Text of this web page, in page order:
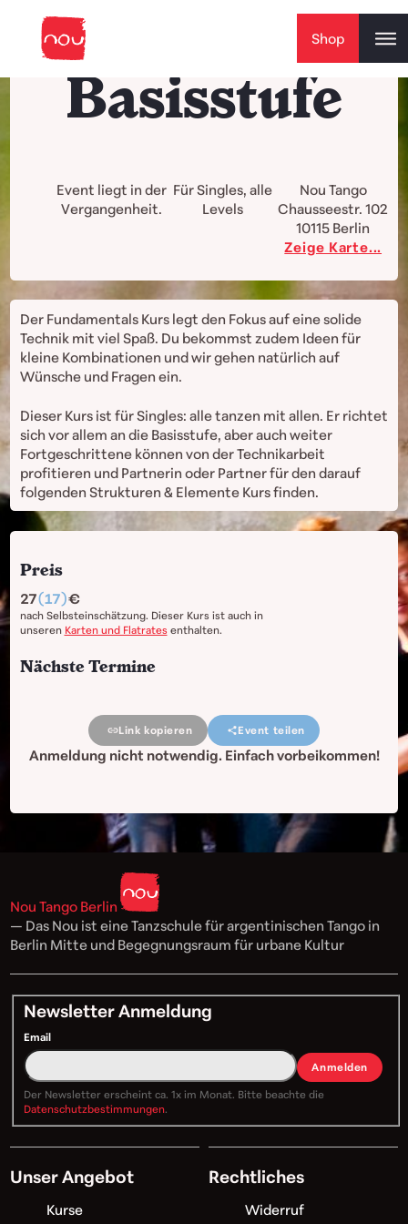
Shop
Basisstufe
Event liegt in der
Vergangenheit.
Für Singles, alle
Levels
Nou Tango
Chausseestr. 102
10115 Berlin
Zeige Karte...
Der Fundamentals Kurs legt den Fokus auf eine solide
Technik mit viel Spaß. Du bekommst zudem Ideen für
kleine Kombinationen und wir gehen natürlich auf
Wünsche und Fragen ein.
Dieser Kurs ist für Singles: alle tanzen mit allen. Er richtet
sich vor allem an die Basisstufe, aber auch weiter
Fortgeschrittene können von der Technikarbeit
profitieren und Partnerin oder Partner für den darauf
folgenden Strukturen & Elemente Kurs finden.
Preis
nach Selbsteinschätzung. Dieser Kurs ist auch in
unseren Karten und Flatrates enthalten.
27(17)
Nächste Termine
Link kopieren Event teilen
Anmeldung nicht notwendig. Einfach vorbeikommen!
Nou Tango Berlin
— Das Nou ist eine Tanzschule für argentinischen Tango in
Berlin Mitte und Begegnungsraum für urbane Kultur
Newsletter Anmeldung
Email
Anmelden
Der Newsletter erscheint ca. 1x im Monat. Bitte beachte die
Datenschutzbestimmungen.
Unser Angebot
Kurse
Rechtliches
Widerruf